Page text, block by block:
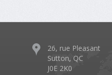
26, rue Pleasant
Sutton, QC
J0E 2K0